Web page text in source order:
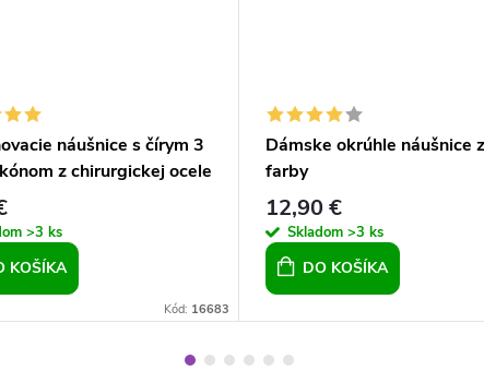
náušnice s čírym 3
z chirurgickej ocele
>3 ks
KOŠÍKA
Kód: 16683
Dámske okrúhle náušnice
farby
12,90 €
Skladom >3 ks
DO KOŠÍKA